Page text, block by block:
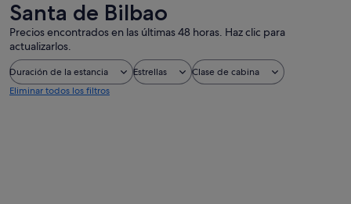
Santa de Bilbao
Precios encontrados en las últimas 48 horas. Haz clic para
actualizarlos.
Duración de la estancia Estrellas
Clase de cabina
Eliminar todos los filtros